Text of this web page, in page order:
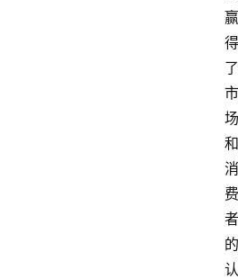
赢
得
了
市
场
和
消
费
者
的
认